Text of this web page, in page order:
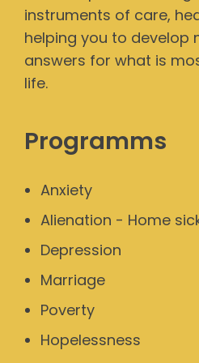
instruments of care,
helping you to develop
answers for what is
life.
Programms
Anxiety
Alienation - Home
Depression
Marriage
Poverty
Hopelessness